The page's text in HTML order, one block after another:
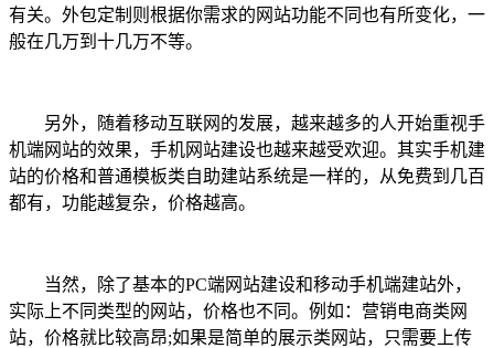
有关。外包定制则根据你需求的网站功能不同也有所变化，一
般在几万到十几万不等。
另外，随着移动互联网的发展，越来越多的人开始重视手
机端网站的效果，手机网站建设也越来越受欢迎。其实手机建
站的价格和普通模板类自助建站系统是一样的，从免费到几百
都有，功能越复杂，价格越高。
当然，除了基本的PC端网站建设和移动手机端建站外，
实际上不同类型的网站，价格也不同。例如：营销电商类网
站，价格就比较高昂;如果是简单的展示类网站，只需要上传